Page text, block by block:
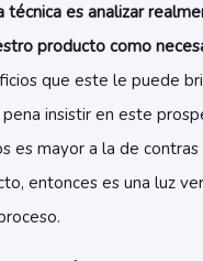
técnica es analizar
producto como
que este le puede
insistir en este
es mayor a la de contras
entonces es una luz